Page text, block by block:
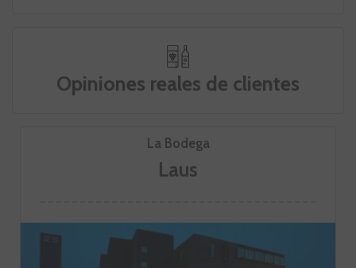
La Bodega
Laus
Opiniones reales de clientes